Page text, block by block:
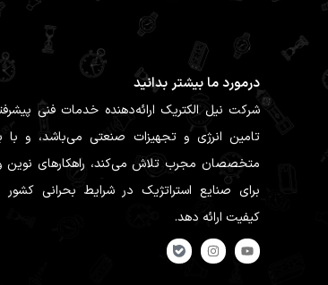
درمورد ما بیشتر بدانید
شرکت نیل الکتریک ارائه‌دهنده خدمات فنی
تامین انرژی و تجهیزات صنعتی می‌باشد، و با
متخصصان مجرب تلاش می‌کند، راهکارهای
برای صنایع استراتژیک در شرایط بحرانی کشور
کیفیت ارائه دهد.